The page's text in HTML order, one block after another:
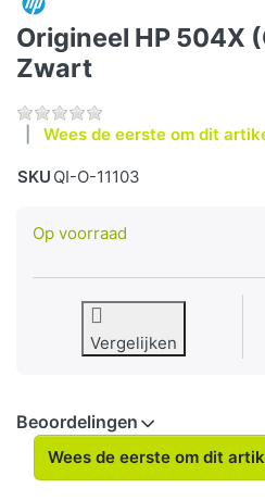
Origineel HP 504X
Zwart
Wees de eerste om dit
SKU QI-O-11103
Op voorraad
Vergelijken
Beoordelingen
Wees de eerste om dit